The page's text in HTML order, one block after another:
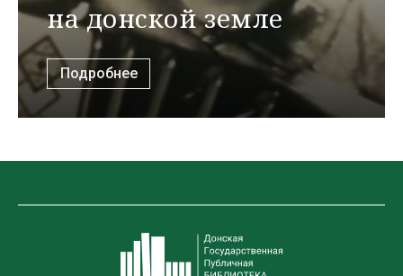
на донской земле
Подробнее